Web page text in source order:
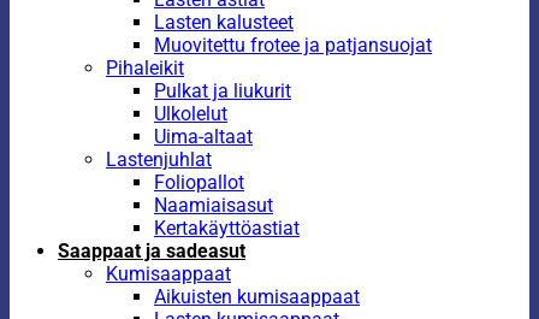
Lasten kalusteet
Muovitettu frotee ja patjansuojat
Pihaleikit
Pulkat ja liukurit
Ulkolelut
Uima-altaat
Lastenjuhlat
Foliopallot
Naamiaisasut
Kertakäyttöastiat
Saappaat ja sadeasut
Kumisaappaat
Aikuisten kumisaappaat